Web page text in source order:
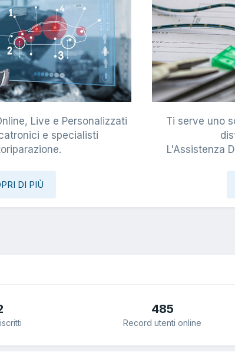
Live e Personalizzati
e specialisti
DI PIÙ
Ti serve uno
L'Assistenza
485
Record utenti online